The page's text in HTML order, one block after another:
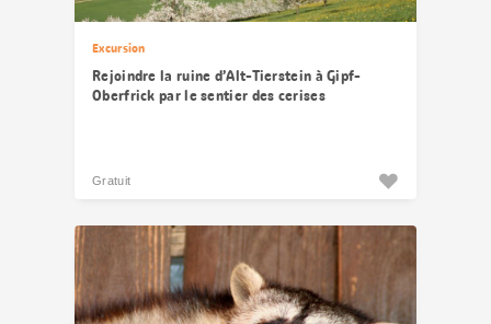
Excursion
Rejoindre la ruine d’Alt-Tierstein à Gipf-
Oberfrick par le sentier des cerises
Gratuit